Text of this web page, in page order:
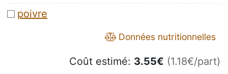
poivre
Données nutritionnelles
Coût estimé: 3.55€ (1.18€/part)